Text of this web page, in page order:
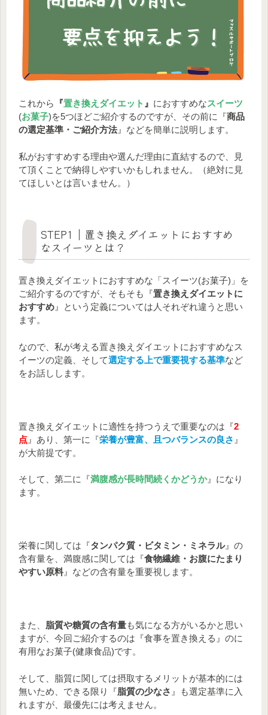
これから 『置き換えダイエット 』 におすすめなスイーツ
(お菓子)を5つほどご紹介するのですが、その前に『商品
の選定基準・ご紹介方法』などを簡単に説明します。
私がおすすめする理由や選んだ理由に直結するので、見
て頂くことで納得しやすいかもしれません。（絶対に見
てほしいとは言いません。）
STEP1｜置き換えダイエットにおすすめ
なスイーツとは？
置き換えダイエットにおすすめな「スイーツ(お菓子)」を
ご紹介するのですが、そもそも『置き換えダイエットに
おすすめ 』という定義については人それぞれ違うと思い
ます。
なので、私が考える置き換えダイエットにおすすめなス
イーツの定義、そして選定する上で重要視する基準など
をお話しします。
置き換えダイエットに適性を持つうえで重要なのは『2
点 』あり、第一に『栄養が豊富、且つバランスの良さ 』
が大前提です。
そして、第二に『満腹感が長時間続くかどうか』になり
ます。
栄養に関しては『タンパク質・ビタミン・ミネラル』の
含有量を、満腹感に関しては『食物繊維・お腹にたまり
やすい原料 』などの含有量を重要視します。
また、 脂質や糖質の含有量も気になる方がいるかと思い
ますが、今回ご紹介するのは『食事を置き換える』のに
有用なお菓子(健康食品)です。
そして、脂質に関しては摂取するメリットが基本的には
無いため、できる限り『脂質の少なさ 』も選定基準に入
れますが、最優先には考えません。